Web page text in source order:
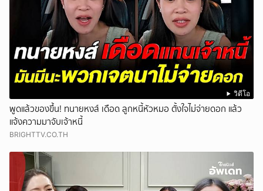
วิดีโอ
พูดแล้วของขึ้น! ทนายหงส์ เดือด ลูกหนี้หัวหมอ ตั้งใจไม่จ่ายดอก แล้ว
แจ้งความมาจับเจ้าหนี้
BRIGHTTV.CO.TH